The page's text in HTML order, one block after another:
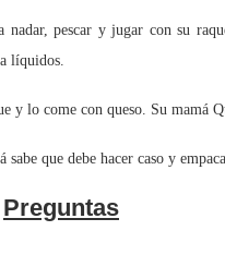
pescar y jugar con su
líquidos.
lo come con queso. Su mamá
que debe hacer caso y
Preguntas